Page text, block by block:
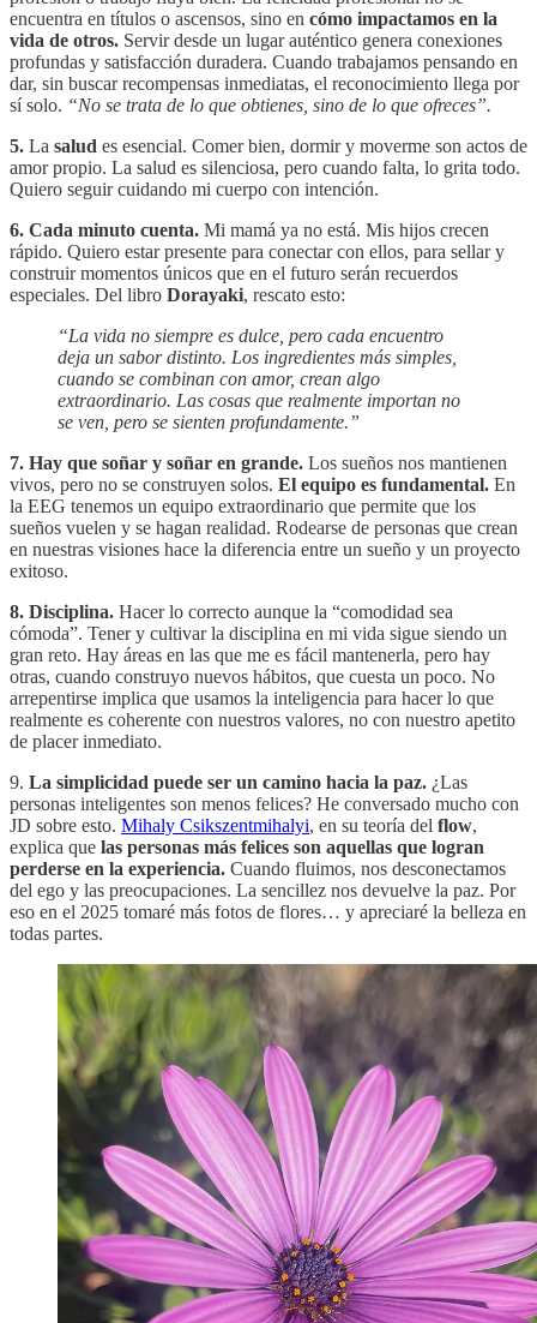
encuentra en títulos o ascensos, sino en cómo impactamos en la
vida de otros. Servir desde un lugar auténtico genera conexiones
profundas y satisfacción duradera. Cuando trabajamos pensando en
dar, sin buscar recompensas inmediatas, el reconocimiento llega por
sí solo. “No se trata de lo que obtienes, sino de lo que ofreces”.
5. La salud es esencial. Comer bien, dormir y moverme son actos de
amor propio. La salud es silenciosa, pero cuando falta, lo grita todo.
Quiero seguir cuidando mi cuerpo con intención.
6. Cada minuto cuenta. Mi mamá ya no está. Mis hijos crecen
rápido. Quiero estar presente para conectar con ellos, para sellar y
construir momentos únicos que en el futuro serán recuerdos
especiales. Del libro Dorayaki, rescato esto:
“La vida no siempre es dulce, pero cada encuentro
deja un sabor distinto. Los ingredientes más simples,
cuando se combinan con amor, crean algo
extraordinario. Las cosas que realmente importan no
se ven, pero se sienten profundamente.”
7. Hay que soñar y soñar en grande. Los sueños nos mantienen
vivos, pero no se construyen solos. El equipo es fundamental. En
la EEG tenemos un equipo extraordinario que permite que los
sueños vuelen y se hagan realidad. Rodearse de personas que crean
en nuestras visiones hace la diferencia entre un sueño y un proyecto
exitoso.
8. Disciplina. Hacer lo correcto aunque la “comodidad sea
cómoda”. Tener y cultivar la disciplina en mi vida sigue siendo un
gran reto. Hay áreas en las que me es fácil mantenerla, pero hay
otras, cuando construyo nuevos hábitos, que cuesta un poco. No
arrepentirse implica que usamos la inteligencia para hacer lo que
realmente es coherente con nuestros valores, no con nuestro apetito
de placer inmediato.
9. La simplicidad puede ser un camino hacia la paz. ¿Las
personas inteligentes son menos felices? He conversado mucho con
JD sobre esto. Mihaly Csikszentmihalyi, en su teoría del flow,
explica que las personas más felices son aquellas que logran
perderse en la experiencia. Cuando fluimos, nos desconectamos
del ego y las preocupaciones. La sencillez nos devuelve la paz. Por
eso en el 2025 tomaré más fotos de flores… y apreciaré la belleza en
todas partes.